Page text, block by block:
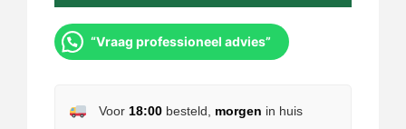
“Vraag professioneel advies”
Voor 18:00besteld, morgen in huis